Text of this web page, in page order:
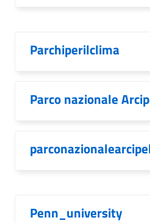
Parchiperilclima
Parco nazionale
Penn_university